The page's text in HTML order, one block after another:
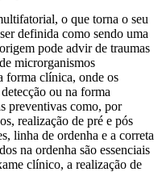
o que torna o seu
definida como sendo uma
pode advir de traumas
microrganismos
forma clínica, onde os
ou na forma
preventivas como, por
realização de pré e pós
linha de ordenha e a correta
na ordenha são essenciais
clínico, a realização de